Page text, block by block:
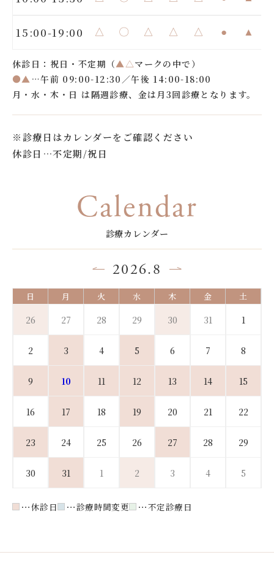
15:00-19:00 △ 〇 △ △ △ ● ▲
休診日：祝日・不定期（▲△マークの中で）
●▲ …午前 09:00-12:30／午後 14:00-18:00
月・水・木・日 は隔週診療、金は月3回診療となります。
※診療日はカレンダーをご確認ください
休診日…不定期/祝日
Calendar
診療カレンダー
2026.8
日 月 火 水 木 金 土
26 27 28 29 30 31 1
2 3 4 5 6 7 8
9 10 11 12 13 14 15
16 17 18 19 20 21 22
23 24 25 26 27 28 29
30 31 1 2 3 4 5
休診日 診療時間変更 不定診療日